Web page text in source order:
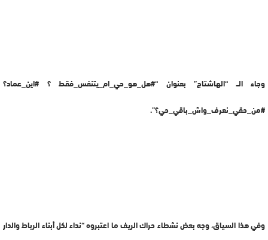
وجاء الــ “الهاشتاج” بعنوان “#هل_هو_حي_ام_يتنفس_فقط ؟ #اين_عماد؟
#من_حقي_نعرف_واش_باقي_حي؟”.
وفي هذا السياق، وجه بعض نشطاء حراك الريف ما اعتبروه “نداء لكل أبناء الرباط والدار